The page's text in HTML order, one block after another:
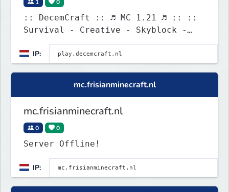
1 0
:: DecemCraft :: ♬ MC 1.21 ♬ :: ::
Survival - Creative - Skyblock -
IP:
mc.frisianminecraft.nl
mc.frisianminecraft.nl
0 0
Server Offline!
IP: